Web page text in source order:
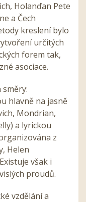
Holanďan Pete
a Čech
kreslení bylo
určitých
forem tak,
asociace.
hlavně na jasně
Mondrian,
a lyrickou
z
Helen
však i
proudů.
vzdělání a